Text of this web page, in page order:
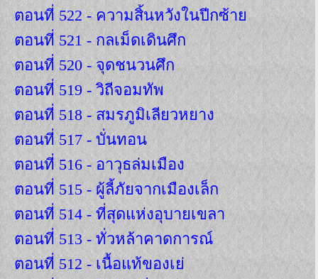
ตอนที่ 522 - ความสิ้นหวังในปีกซ้าย
ตอนที่ 521 - กลเม็ดเดินศึก
ตอนที่ 520 - จุดชนวนศึก
ตอนที่ 519 - วิถีจอมทัพ
ตอนที่ 518 - สมรภูมิเลียวหยาง
ตอนที่ 517 - บั่นทอน
ตอนที่ 516 - อาวุธล่มเมือง
ตอนที่ 515 - ผู้ลี้ภัยจากเมืองเล็ก
ตอนที่ 514 - ที่สุดแห่งอุบายเขลา
ตอนที่ 513 - ทั่วหล้าคาดการณ์
ตอนที่ 512 - เนื้อแท้ของเย่